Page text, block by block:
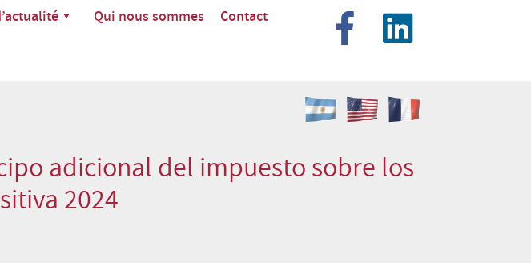
Qui nous sommes Contact
adicional del impuesto sobre los
2024